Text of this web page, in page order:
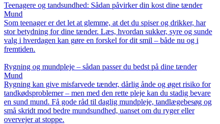
Teenagere og tandsundhed: Sådan påvirker din kost dine tænder
Mund
Som teenager er det let at glemme, at det du spiser og drikker, har
stor betydning for dine tænder. Læs, hvordan sukker, syre og sunde
valg i hverdagen kan gøre en forskel for dit smil – både nu og i
fremtiden.
Rygning og mundpleje – sådan passer du bedst på dine tænder
Mund
Rygning kan give misfarvede tænder, dårlig ånde og øget risiko for
tandkødsproblemer – men med den rette pleje kan du stadig bevare
en sund mund. Få gode råd til daglig mundpleje, tandlægebesøg og
små skridt mod bedre mundsundhed, uanset om du ryger eller
overvejer at stoppe.